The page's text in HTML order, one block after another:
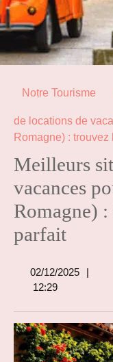
Notre Tourisme
de locations de
Romagne) :
Meilleurs
vacances
Romagne)
parfait
02/12/2025
12:29